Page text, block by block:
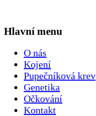
Hlavní menu
O nás
Kojení
Pupečníková krev
Genetika
Očkování
Kontakt